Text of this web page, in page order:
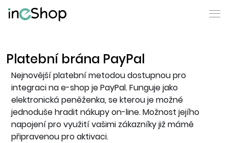
Platební brána PayPal
Nejnovější platební metodou dostupnou pro
integraci na e-shop je PayPal. Funguje jako
elektronická peněženka, se kterou je možné
jednoduše hradit nákupy on-line. Možnost jejího
napojení pro využití vašimi zákazníky již mámě
připravenou pro aktivaci.